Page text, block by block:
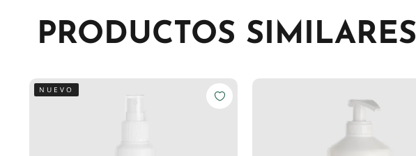
PRODUCTOS SIMILARES
NUEVO